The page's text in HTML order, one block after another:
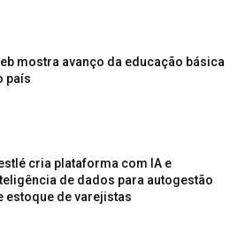
mostra avanço da educação básica
país
cria plataforma com IA e
de dados para autogestão
estoque de varejistas